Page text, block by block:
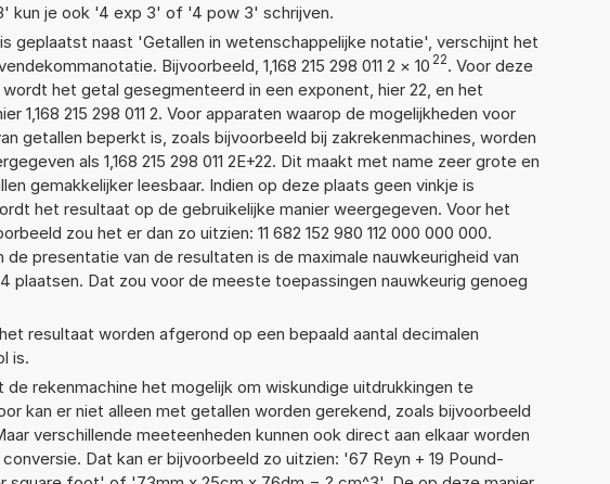
kun je ook '4 exp 3' of '4 pow 3' schrijven.
geplaatst naast 'Getallen in wetenschappelijke notatie', verschijnt het
Bijvoorbeeld, 1,168 215 298 011 2 × 10 22. Voor deze
het getal gesegmenteerd in een exponent, hier 22, en het
1,168 215 298 011 2. Voor apparaten waarop de mogelijkheden voor
getallen beperkt is, zoals bijvoorbeeld bij zakrekenmachines, worden
als 1,168 215 298 011 2E+22. Dit maakt met name zeer grote en
gemakkelijker leesbaar. Indien op deze plaats geen vinkje is
het resultaat op de gebruikelijke manier weergegeven. Voor het
zou het er dan zo uitzien: 11 682 152 980 112 000 000 000.
de presentatie van de resultaten is de maximale nauwkeurigheid van
plaatsen. Dat zou voor de meeste toepassingen nauwkeurig genoeg
resultaat worden afgerond op een bepaald aantal decimalen
is.
de rekenmachine het mogelijk om wiskundige uitdrukkingen te
kan er niet alleen met getallen worden gerekend, zoals bijvoorbeeld
verschillende meeteenheden kunnen ook direct aan elkaar worden
Dat kan er bijvoorbeeld zo uitzien: '67 Reyn + 19 Pound-